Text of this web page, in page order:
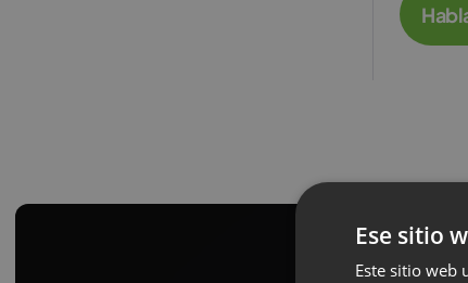
Ese sitio
Este sitio web